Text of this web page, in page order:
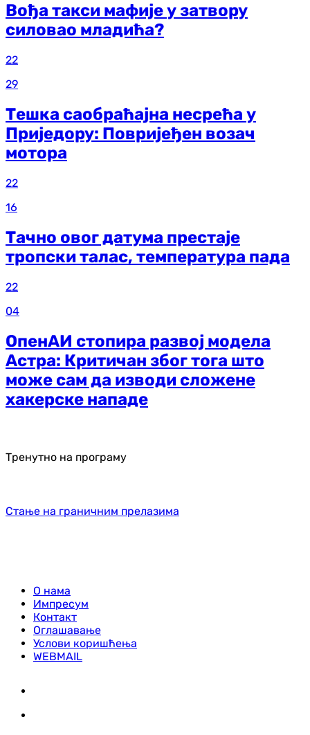
Вођа такси мафије у затвору
силовао младића?
22
29
Тешка саобраћајна несрећа у
Приједору: Повријеђен возач
мотора
22
16
Тачно овог датума престаје
тропски талас, температура пада
22
04
ОпенАИ стопира развој модела
Астра: Критичан због тога што
може сам да изводи сложене
хакерске нападе
Тренутно на програму
Стање на граничним прелазима
О нама
Импресум
Контакт
Оглашавање
Услови коришћења
WEBMAIL